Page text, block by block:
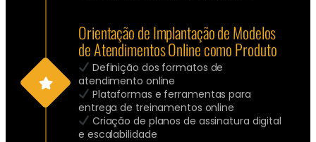
Orientação de Implantação de Modelos
de Atendimentos Online como Produto
Definição dos formatos de
atendimento online
Plataformas e ferramentas para
entrega de treinamentos online
Criação de planos de assinatura digital
e escalabilidade